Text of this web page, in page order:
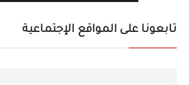
تابعونا على المواقع الإجتماعية